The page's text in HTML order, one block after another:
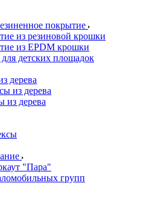
покрытие
из резиновой крошки
из EPDM крошки
детских площадок
дерева
из дерева
из дерева
"Пара"
групп